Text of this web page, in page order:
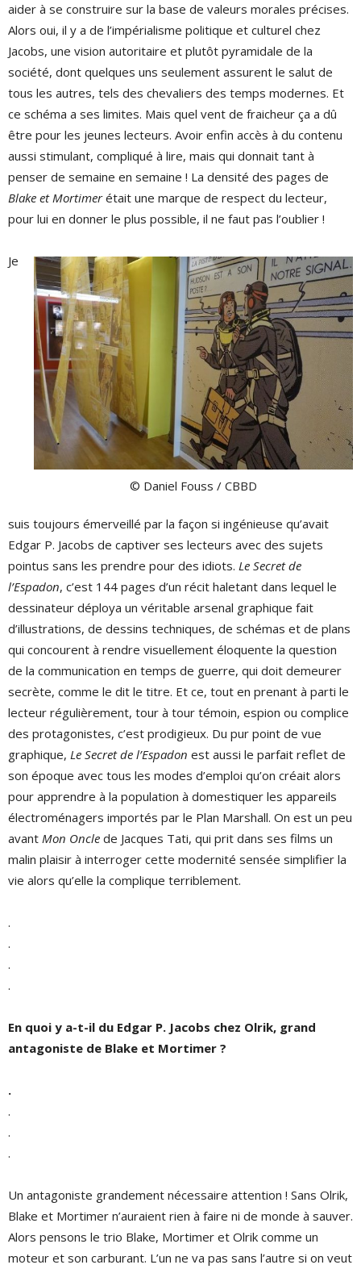
aider à se construire sur la base de valeurs morales précises.
Alors oui, il y a de l’impérialisme politique et culturel chez
Jacobs, une vision autoritaire et plutôt pyramidale de la
société, dont quelques uns seulement assurent le salut de
tous les autres, tels des chevaliers des temps modernes. Et
ce schéma a ses limites. Mais quel vent de fraicheur ça a dû
être pour les jeunes lecteurs. Avoir enfin accès à du contenu
aussi stimulant, compliqué à lire, mais qui donnait tant à
penser de semaine en semaine ! La densité des pages de
Blake et Mortimerétait une marque de respect du lecteur,
pour lui en donner le plus possible, il ne faut pas l’oublier !
© Daniel Fouss / CBBD
Je
suis toujours émerveillé par la façon si ingénieuse qu’avait
Edgar P. Jacobs de captiver ses lecteurs avec des sujets
pointus sans les prendre pour des idiots. Le Secret de
l’Espadon, c’est 144 pages d’un récit haletant dans lequel le
dessinateur déploya un véritable arsenal graphique fait
d’illustrations, de dessins techniques, de schémas et de plans
qui concourent à rendre visuellement éloquente la question
de la communication en temps de guerre, qui doit demeurer
secrète, comme le dit le titre. Et ce, tout en prenant à parti le
lecteur régulièrement, tour à tour témoin, espion ou complice
des protagonistes, c’est prodigieux. Du pur point de vue
graphique, Le Secret de l’Espadon est aussi le parfait reflet de
son époque avec tous les modes d’emploi qu’on créait alors
pour apprendre à la population à domestiquer les appareils
électroménagers importés par le Plan Marshall. On est un peu
avant Mon Oncle de Jacques Tati, qui prit dans ses films un
malin plaisir à interroger cette modernité sensée simplifier la
vie alors qu’elle la complique terriblement.
.
.
.
.
En quoi y a-t-il du Edgar P. Jacobs chez Olrik, grand
antagoniste de Blake et Mortimer ?
.
.
.
.
Un antagoniste grandement nécessaire attention ! Sans Olrik,
Blake et Mortimer n’auraient rien à faire ni de monde à sauver.
Alors pensons le trio Blake, Mortimer et Olrik comme un
moteur et son carburant. L’un ne va pas sans l’autre si on veut